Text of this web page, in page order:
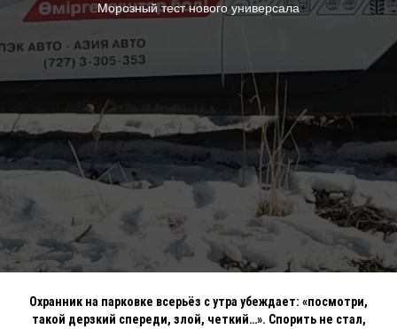
Морозный тест нового универсала
Охранник на парковке всерьёз с утра убеждает: «посмотри,
такой дерзкий спереди, злой, четкий…». Спорить не стал,